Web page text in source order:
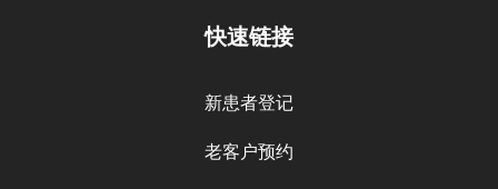
快速链接
新患者登记
老客户预约